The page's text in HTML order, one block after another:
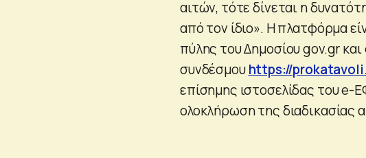
αιτών, τότε δίνεται η
από τον ίδιο». Η πλατφόρμα
πύλης του Δημοσίου gov.gr
συνδέσμουhttps://
επίσημης ιστοσελίδας του e-
ολοκλήρωση της διαδικασίας